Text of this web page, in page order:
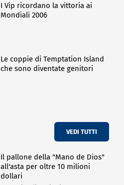
I Vip ricordano la vittoria ai
Mondiali 2006
Le coppie di Temptation Island
che sono diventate genitori
VEDI TUTTI
Il pallone della "Mano de Dios"
all'asta per oltre 10 milioni
dollari